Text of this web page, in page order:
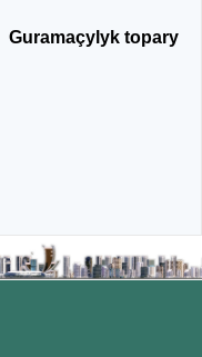
Guramaçylyk topary